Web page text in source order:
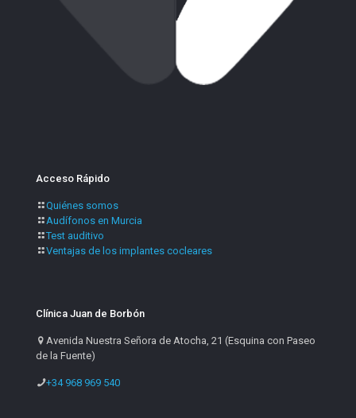
Acceso Rápido
Quiénes somos
Audífonos en Murcia
Test auditivo
Ventajas de los implantes cocleares
Clínica Juan de Borbón
Avenida Nuestra Señora de Atocha, 21 (Esquina con Paseo
de la Fuente)
+34 968 969 540